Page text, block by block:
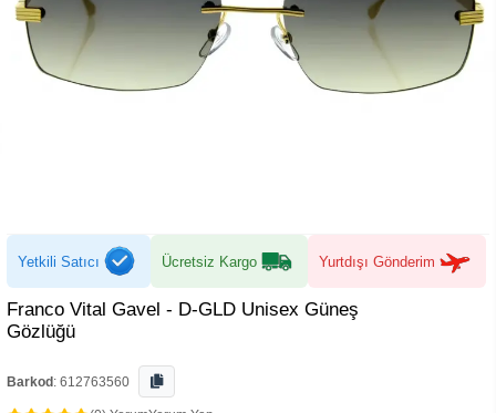
Yetkili Satıcı Ücretsiz Kargo Yurtdışı Gönderim
Franco Vital Gavel - D-GLD Unisex Güneş
Gözlüğü
Barkod : 612763560